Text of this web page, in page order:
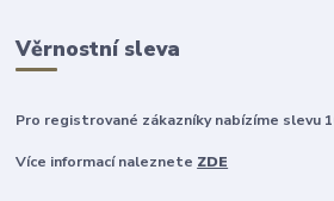
Věrnostní sleva
Pro registrované zákazníky nabízíme slevu
Více informací naleznete ZDE